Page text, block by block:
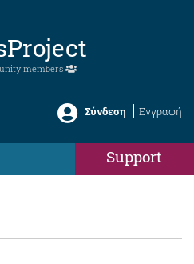
members
Σύνδεση Εγγραφή
Support